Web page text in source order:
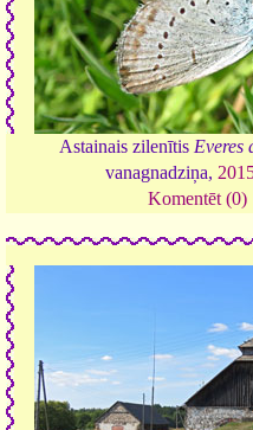
Astainais zilenītis Everes
vanagnadziņa,
Komentēt (0)